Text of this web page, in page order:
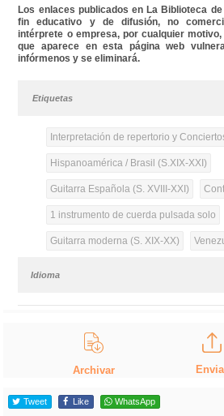
Los enlaces publicados en La Biblioteca
fin educativo y de difusión, no
intérprete o empresa, por cualquier
que aparece en esta página web
infórmenos y se eliminará.
Etiquetas
Interpretación de repertorio y
Hispanoamérica / Brasil (S.XIX-XXI)
Guitarra Española (S. XVIII-XXI)
1 instrumento de cuerda pulsada solo
Guitarra moderna (S. XIX-XX)
Idioma
Archivar
Tweet Like WhatsApp